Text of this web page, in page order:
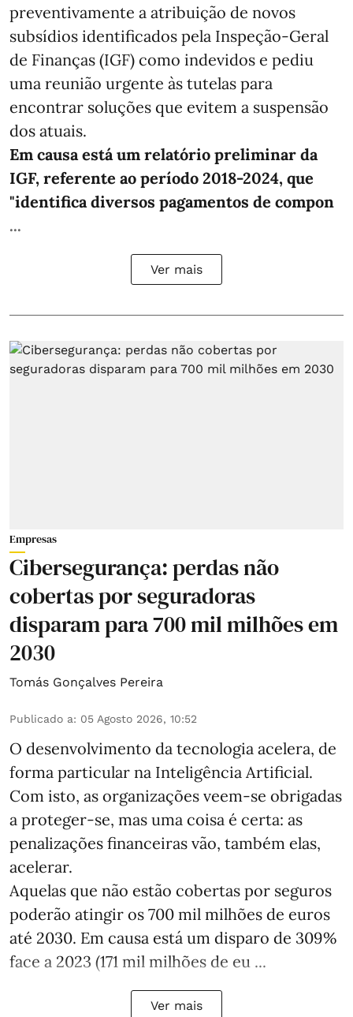
preventivamente a atribuição de novos
subsídios identificados pela Inspeção-Geral
de Finanças (IGF) como indevidos e pediu
uma reunião urgente às tutelas para
encontrar soluções que evitem a suspensão
dos atuais.
Em causa está um relatório preliminar da
IGF, referente ao período 2018-2024, que
"identifica diversos pagamentos de compon
...
Ver mais
Empresas
Cibersegurança: perdas não
cobertas por seguradoras
disparam para 700 mil milhões em
2030
Tomás Gonçalves Pereira
Publicado a: 05 Agosto 2026, 10:52
O desenvolvimento da tecnologia acelera, de
forma particular na Inteligência Artificial.
Com isto, as organizações veem-se obrigadas
a proteger-se, mas uma coisa é certa: as
penalizações financeiras vão, também elas,
acelerar.
Aquelas que não estão cobertas por seguros
poderão atingir os 700 mil milhões de euros
até 2030. Em causa está um disparo de 309%
face a 2023 (171 mil milhões de eu ...
Ver mais